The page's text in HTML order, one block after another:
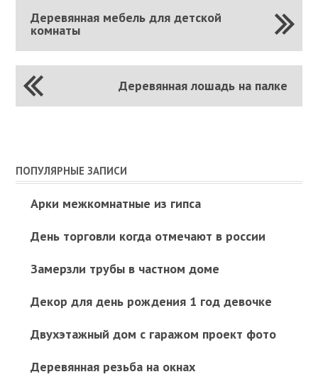
Деревянная мебель для детской
комнаты
Деревянная лошадь на палке
ПОПУЛЯРНЫЕ ЗАПИСИ
Арки межкомнатные из гипса
День торговли когда отмечают в россии
Замерзли трубы в частном доме
Декор для день рождения 1 год девочке
Двухэтажный дом с гаражом проект фото
Деревянная резьба на окнах